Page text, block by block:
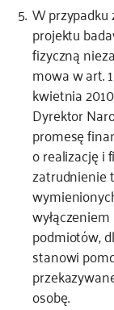
W
projektu
fizyczną
mowa w art.
kwietnia
Dyrektor
promesę
o realizację i
zatrudnienie
podmiotów,
stanowi
osobę.